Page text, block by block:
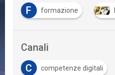
F formazione
Canali
C competenze digitali